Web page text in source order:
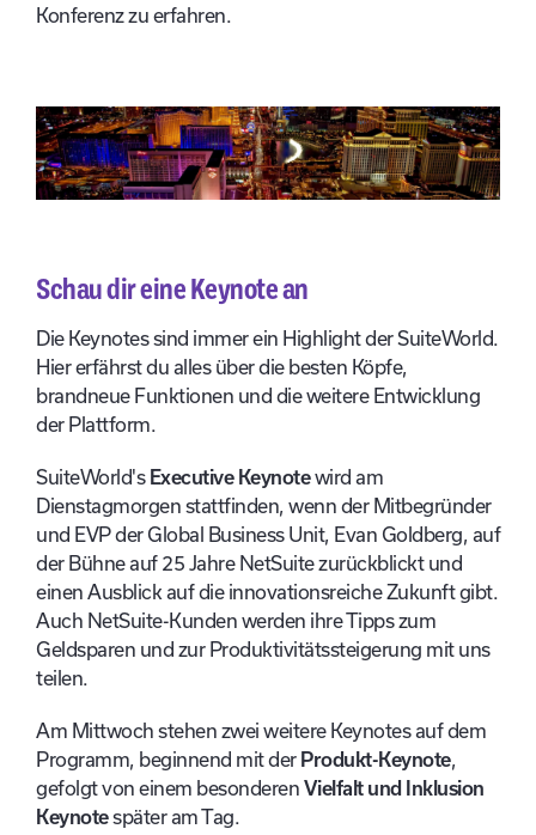
Konferenz zu erfahren.
Schau dir eine Keynote an
Die Keynotes sind immer ein Highlight der SuiteWorld.
Hier erfährst du alles über die besten Köpfe,
brandneue Funktionen und die weitere Entwicklung
der Plattform.
SuiteWorld's Executive Keynotewird am
Dienstagmorgen stattfinden, wenn der Mitbegründer
und EVP der Global Business Unit, Evan Goldberg, auf
der Bühne auf 25 Jahre NetSuite zurückblickt und
einen Ausblick auf die innovationsreiche Zukunft gibt.
Auch NetSuite-Kunden werden ihre Tipps zum
Geldsparen und zur Produktivitätssteigerung mit uns
teilen.
Am Mittwoch stehen zwei weitere Keynotes auf dem
Programm, beginnend mit der Produkt-Keynote,
gefolgt von einem besonderen Vielfalt und Inklusion
Keynotespäter am Tag.